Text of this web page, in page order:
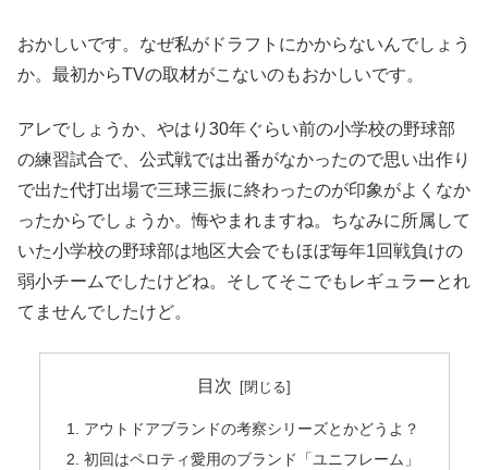
おかしいです。なぜ私がドラフトにかからないんでしょう
か。最初からTVの取材がこないのもおかしいです。
アレでしょうか、やはり30年ぐらい前の小学校の野球部
の練習試合で、公式戦では出番がなかったので思い出作り
で出た代打出場で三球三振に終わったのが印象がよくなか
ったからでしょうか。悔やまれますね。ちなみに所属して
いた小学校の野球部は地区大会でもほぼ毎年1回戦負けの
弱小チームでしたけどね。そしてそこでもレギュラーとれ
てませんでしたけど。
目次
アウトドアブランドの考察シリーズとかどうよ？
初回はペロティ愛用のブランド「ユニフレーム」